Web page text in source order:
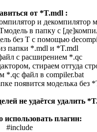
от *T.mdl :
и декомпилятор
в папку с
без Т с помощью
папки *.mdl и *T.mdl
с расширением *.qc
стираем оттуда
*.qc файл в compiler.bat
появится моделька без
не удаётся удалить
использовать плагин:
#include